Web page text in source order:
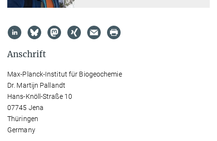
Anschrift
Max-Planck-Institut für Biogeochemie
Dr. Martijn Pallandt
Hans-Knöll-Straße 10
07745 Jena
Thüringen
Germany